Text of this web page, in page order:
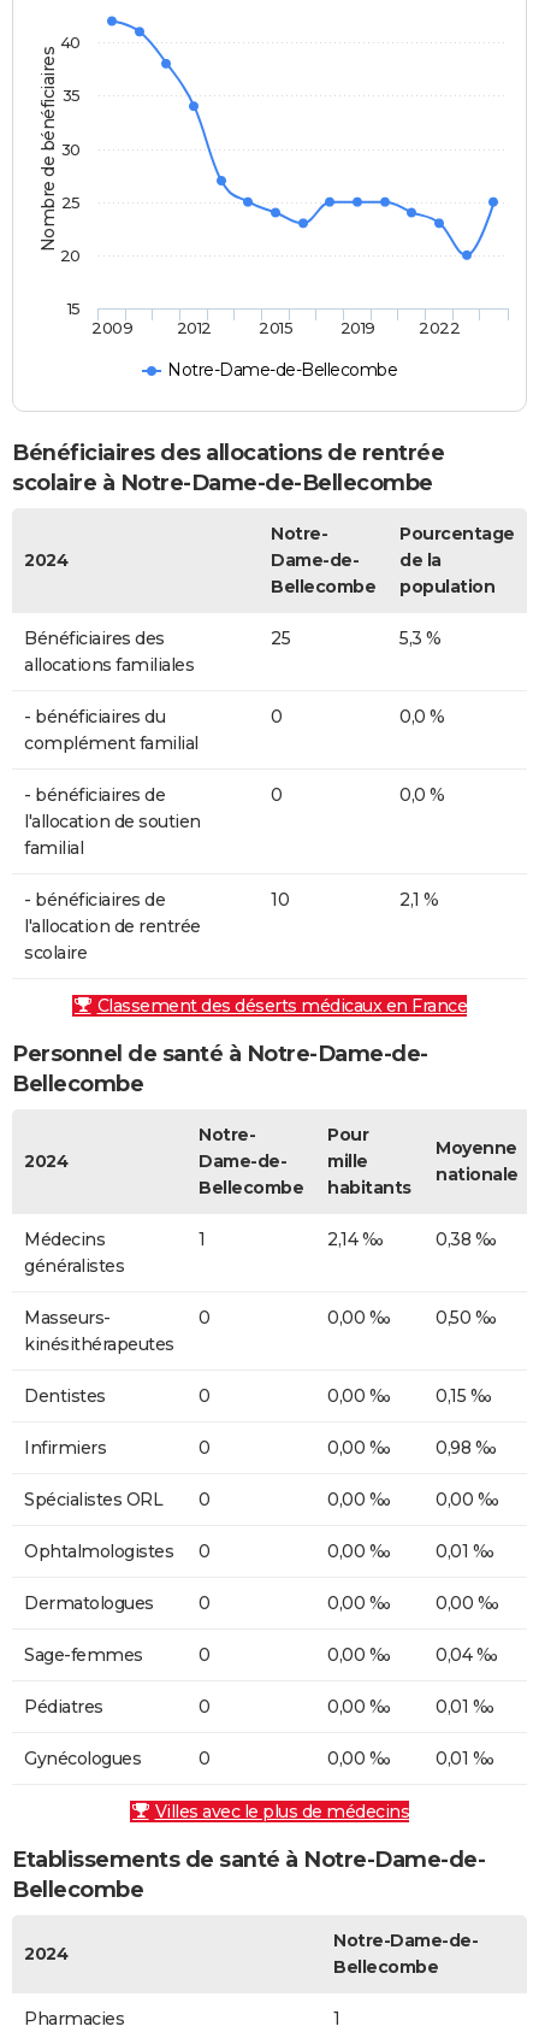
Nombre de bénéficiaires
Notre-Dame-de-Bellecombe
2009 2012 2015 2019 2022
15
20
25
30
35
40
Bénéficiaires des allocations de rentrée
scolaire à Notre-Dame-de-Bellecombe
2024
Notre-
Dame-de-
Bellecombe
Pourcentage
de la
population
Bénéficiaires des
allocations familiales
25 5,3 %
- bénéficiaires du
complément familial
0 0,0 %
- bénéficiaires de
l'allocation de soutien
familial
0 0,0 %
- bénéficiaires de
l'allocation de rentrée
scolaire
10 2,1 %
Classement des déserts médicaux en France
Personnel de santé à Notre-Dame-de-
Bellecombe
2024
Notre-
Dame-de-
Bellecombe
Pour
mille
habitants
Moyenne
nationale
Médecins
généralistes
1 2,14 ‰ 0,38 ‰
Masseurs-
kinésithérapeutes
0 0,00 ‰ 0,50 ‰
Dentistes 0 0,00 ‰ 0,15 ‰
Infirmiers 0 0,00 ‰ 0,98 ‰
Spécialistes ORL 0 0,00 ‰ 0,00 ‰
Ophtalmologistes 0 0,00 ‰ 0,01 ‰
Dermatologues 0 0,00 ‰ 0,00 ‰
Sage-femmes 0 0,00 ‰ 0,04 ‰
Pédiatres 0 0,00 ‰ 0,01 ‰
Gynécologues 0 0,00 ‰ 0,01 ‰
Villes avec le plus de médecins
Etablissements de santé à Notre-Dame-de-
Bellecombe
2024
Notre-Dame-de-
Bellecombe
Pharmacies 1